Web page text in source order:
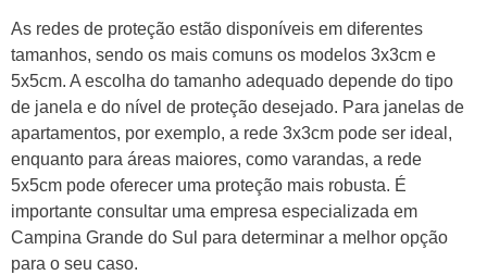
As redes de proteção estão disponíveis em diferentes
tamanhos, sendo os mais comuns os modelos 3x3cm e
5x5cm. A escolha do tamanho adequado depende do tipo
de janela e do nível de proteção desejado. Para janelas de
apartamentos, por exemplo, a rede 3x3cm pode ser ideal,
enquanto para áreas maiores, como varandas, a rede
5x5cm pode oferecer uma proteção mais robusta. É
importante consultar uma empresa especializada em
Campina Grande do Sul para determinar a melhor opção
para o seu caso.